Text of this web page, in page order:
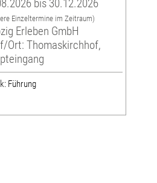
bis 30.12.2026
Einzeltermine im Zeitraum)
Erleben GmbH
Ort: Thomaskirchhof,
Führung